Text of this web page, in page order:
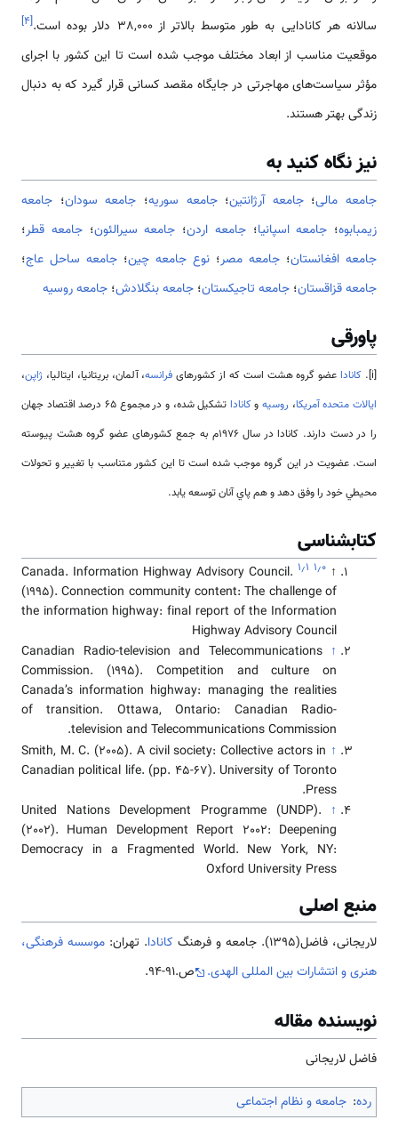
سالانه هر کانادایی به طور متوسط بالاتر از 38,000 دلار بوده است.
[۴]
موقعیت مناسب از ابعاد مختلف موجب شده است تا این كشور با اجرای
مؤثر سیاست‌های مهاجرتی در جایگاه مقصد كسانی قرار گیرد كه به دنبال
زندگی بهتر هستند.
نیز نگاه کنید به
جامعه مالی؛جامعه آرژانتین؛جامعه سوریه؛ جامعه سودان؛ جامعه
زیمبابوه؛ جامعه اسپانیا؛جامعه اردن؛ جامعه سیرالئون؛جامعه قطر؛
جامعه افغانستان؛ جامعه مصر؛ نوع جامعه چین؛ جامعه ساحل عاج؛
جامعه قزاقستان؛ جامعه تاجیکستان؛ جامعه بنگلادش؛ جامعه روسیه
پاورقی
[i]. کاناداعضو گروه هشت است که از کشورهای فرانسه، آلمان، بریتانیا، ایتالیا، ژاپن،
ایالات متحده آمریکا، روسیهوکانادا
تشکیل شده، و در مجموع 65 درصد اقتصاد جهان
را در دست دارند. كانادا در سال ۱۹۷۶م به جمع کشورهای عضو گروه هشت پيوسته
است. عضويت در اين گروه موجب شده است تا اين كشور متناسب با تغيير و تحولات
محيطي خود را وفق دهد و هم پاي آنان توسعه يابد.
کتابشناسی
↑ ۱٫۰ ۱٫۱ Canada. Information Highway Advisory Council.
(1995). Connection community content: The challenge of
the information highway: final report of the Information
Highway Advisory Council
↑
Canadian Radio-television and Telecommunications
Commission. (1995). Competition and culture on
Canada’s information highway: managing the realities
of transition. Ottawa, Ontario: Canadian Radio-
television and Telecommunications Commission.
↑
Smith, M. C. (2005). A civil society: Collective actors in
Canadian political life. (pp. 45-67). University of Toronto
Press.
↑
United Nations Development Programme (UNDP).
(2002). Human Development Report 2002: Deepening
Democracy in a Fragmented World. New York, NY:
Oxford University Press
منبع اصلی
لاریجانی، فاضل(1395). جامعه و فرهنگ کانادا. تهران: موسسه فرهنگی،
هنری و انتشارات بین المللی الهدی.
ص.91-94.
نویسنده مقاله
فاضل لاریجانی
رده: جامعه و نظام اجتماعی